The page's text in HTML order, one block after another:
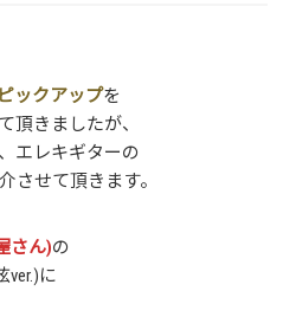
ックアップを
頂きましたが、
エレキギターの
させて頂きます。
さん)の
ver.)に